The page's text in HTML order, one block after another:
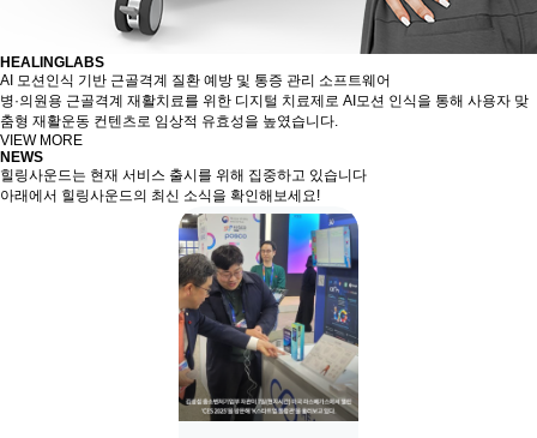
HEALINGLABS
AI 모션인식 기반 근골격계 질환 예방 및 통증 관리 소프트웨어
병·의원용 근골격계 재활치료를 위한 디지털 치료제로 AI모션 인식을 통해 사용자 맞
춤형 재활운동 컨텐츠로 임상적 유효성을 높였습니다.
VIEW MORE
NEWS
힐링사운드는 현재 서비스 출시를 위해 집중하고 있습니다
아래에서 힐링사운드의 최신 소식을 확인해보세요!